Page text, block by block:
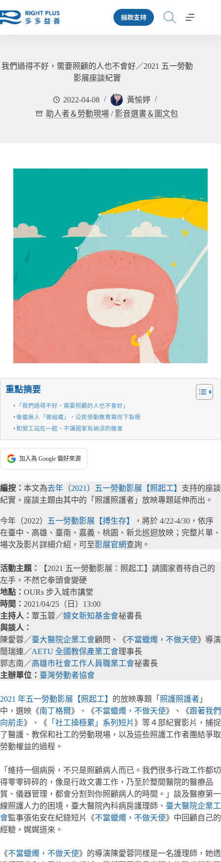
至
容
捐款支持
我們過得不好，需要照顧的人也不會好／2021 五一勞動
影展座談紀實
2022-04-08
黃愉婷
助人者＆勞動現場 / 影音選書＆圖文包
重點摘要
「我們過得不好，需要照顧的人也不會好」
後繼無人「做組織」，公民勞動教育需向下紮根
和勞工站在一起，不讓國家有納涼的機會
加入為 Google 偏好來源
編按： 本文為去年（2021）五一勞動影展【照起工】 支持的座談
紀實，座談主題由其中的「照護照護者」放映專題延伸而出。
今年（2022） 五一勞動影展【搏生存】
，將於 4/22-4/30，依序
在臺中、高雄、臺南、嘉義、桃園、新北巡迴放映；完整片單、
場次及影片詳細介紹，可至影展官網查詢。
活動主題：
【2021 五一勞動影展：照起工】請國家善待自己的
左手，不然它拳頭會變硬
地點： OURs 步入城市講堂
時間： 2021/04/25（日）13:00
主持人： 覃玉蓉／婦女新知基金會祕書長
與談人：
陳愛蓉／臺大醫院企業工會顧問、《不當蠟燭，不做天使》導演
簡瑞連／AETU 全國教保產業工會理事長
郭志南／高雄市社會工作人員職業工會祕書長
主辦單位： 臺灣勞動者協會
2021 年五一勞動影展【照起工】 的放映專題「 照護照護者 」
中，選映《南丁格爾》、《不當蠟燭，不做天使》、《跟著我們
向前走》、《 「社工操極累」系列短片 》等４部紀實影片，捕捉
了醫護、教保和社工的勞動現場，以及這些照護工作者團結爭取
勞動權益的過程。
「維持一個病房，不只是照顧病人而已。我們很多行政工作都切
得零零碎碎的，像是行政文書工作，乃至於整間醫院的醫療品
質、儀器管理，都會分割到你照顧病人的時間。」談及醫療第一
線照護人力的困境，臺大醫院內科病房護理師、 臺大醫院企業工
會監事張佑安在紀錄短片《不當蠟燭，不做天使》中回顧自己的
經驗，娓娓道來。
《不當蠟燭，不做天使》的導演陳愛蓉同樣是一名護理師，她透